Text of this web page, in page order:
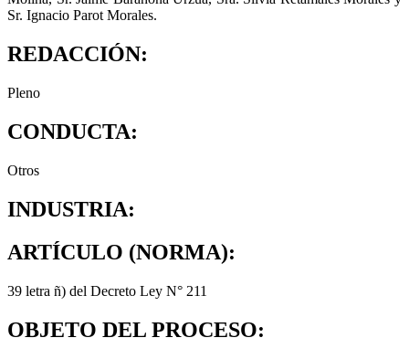
Sr. Ignacio Parot Morales.
REDACCIÓN:
Pleno
CONDUCTA:
Otros
INDUSTRIA:
ARTÍCULO (NORMA):
39 letra ñ) del Decreto Ley N° 211
OBJETO DEL PROCESO: